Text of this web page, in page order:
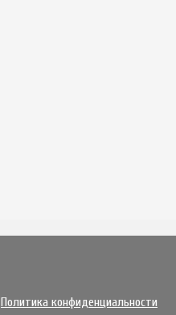
Политика конфиденциальности